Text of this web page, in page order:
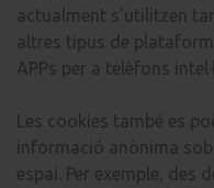
actualment s’utilitzen
altres tipus de
APPs per a telèfons
Les cookies també es
informació anònima
espai. Per exemple, des